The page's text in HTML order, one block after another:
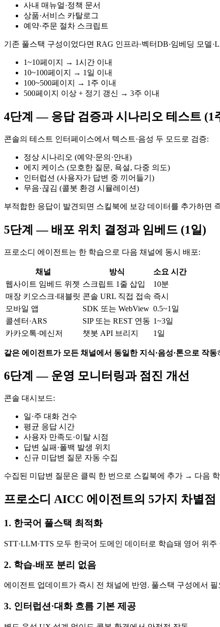
사내 매뉴얼·정책 문서
상품·서비스 카탈로그
예약·주문 절차 스크립트
기존 풀스택 구성이었다면 RAG 인프라·벡터DB·임베딩 모델
1~10페이지 → 1시간 이내
10~100페이지 → 1일 이내
100~500페이지 → 1주 이내
500페이지 이상 + 정기 갱신 → 3주 이내
4단계 — 응답 검증과 시나리오 테스트 (1
콘솔의 테스트 인터페이스에서 텍스트·음성 두 모드로 검증:
정상 시나리오 (예약·문의·안내)
에지 케이스 (모호한 질문, 욕설, 다중 의도)
인터럽션 (사용자가 답변 중 끼어들기)
무음·끊김 (콜봇 환경 시뮬레이션)
부적합한 응답이 발견되면 스킬북에 보강 데이터를 추가하면
5단계 — 배포 위치 결정과 임베드 (1일)
프로소디 에이전트는 한 학습으로 다음 채널에 동시 배포:
채널 방식
소요 시간
웹사이트 임베드 위젯 스크립트 1줄 삽입
10분
매장 키오스크·태블릿 콘솔 URL 직접 접속 즉시
모바일 앱
SDK 또는 WebView 0.5~1일
콜센터·ARS
SIP 또는 REST 연동 1~3일
카카오톡·메신저
챗봇 API 브리지 1일
같은 에이전트가 모든 채널에서 동일한 지식·음성·톤으로 작동
6단계 — 운영 모니터링과 점진 개선
콘솔 대시보드:
일·주 대화 건수
평균 응답 시간
사용자 만족도·이탈 시점
답변 실패·폴백 발생 위치
신규 미답변 질문 자동 수집
수집된 미답변 질문은 클릭 한 번으로 스킬북에 추가 → 다음
프로소디 AICC 에이전트의 5가지 차별점
1. 한국어 풀스택 최적화
STT·LLM·TTS 모두 한국어 도메인 데이터로 학습돼 영어 위
2. 학습-배포 분리 없음
에이전트 업데이트가 즉시 전 채널에 반영. 풀스택 구성에서
3. 인터럽션·대화 흐름 기본 제공